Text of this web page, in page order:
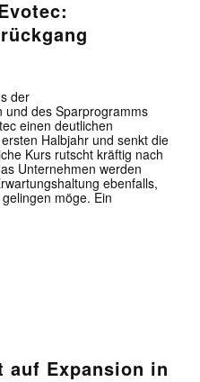
der
des Sparprogramms
einen deutlichen
Halbjahr und senkt die
Kurs rutscht kräftig nach
Unternehmen werden
ebenfalls,
möge. Ein
auf Expansion in